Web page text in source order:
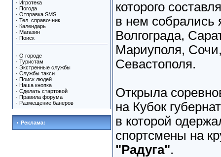
· Игротека
· Погода
· Отправка SMS
· Тел. справочник
· Календарь
· Магазин
· Поиск
· О городе
· Туристам
· Экстренные службы
· Службы такси
· Поиск людей
· Наша кнопка
· Сделать стартовой
· Правила форума
· Размещение банеров
Реклама:
которого
в нем
Волгограда,
Мариуполя,
Севастополя.
Открыла
на Кубок
в которой
спортсмены на
"Радуга".